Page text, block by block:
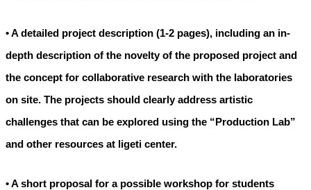
• A detailed project description (1-2 pages), including an in-
depth description of the novelty of the proposed project and
the concept for collaborative research with the laboratories
on site. The projects should clearly address artistic
challenges that can be explored using the “Production Lab”
and other resources at ligeti center.
• A short proposal for a possible workshop for students